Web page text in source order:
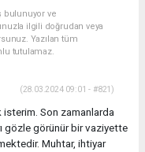
bulunuyor ve
ilgili doğrudan veya
Yazılan tüm
tutulamaz.
(28.03.2024 09:01 - #821)
Son zamanlarda
gözle görünür bir vaziyette
Muhtar, ihtiyar